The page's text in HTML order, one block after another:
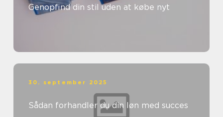
Genopfind din stil uden at købe nyt
30. september 2025
Sådan forhandler du din løn med succes